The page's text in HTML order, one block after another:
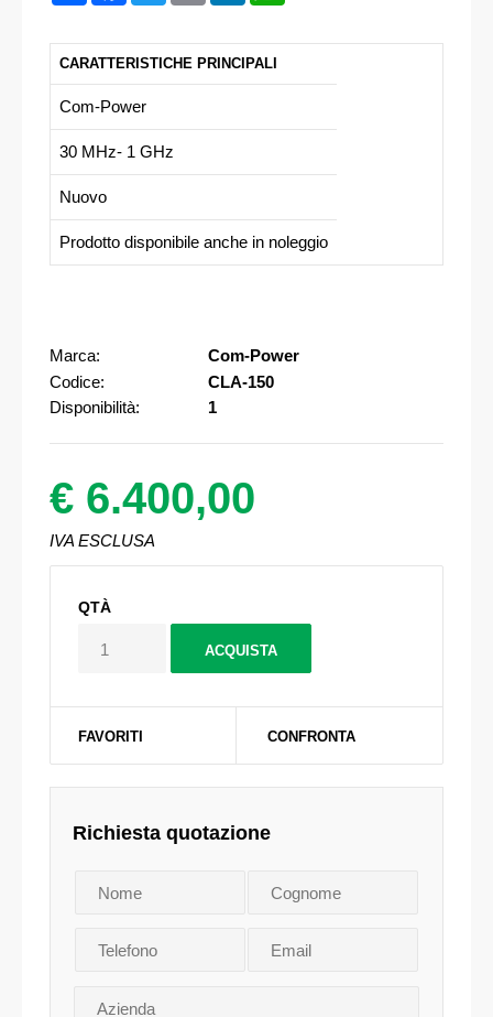
CARATTERISTICHE PRINCIPALI
Com-Power
30 MHz- 1 GHz
Nuovo
Prodotto disponibile anche in noleggio
Marca:
Com-Power
Codice:
CLA-150
Disponibilità:
1
€ 6.400,00
IVA ESCLUSA
QTÀ
FAVORITI CONFRONTA
Richiesta quotazione